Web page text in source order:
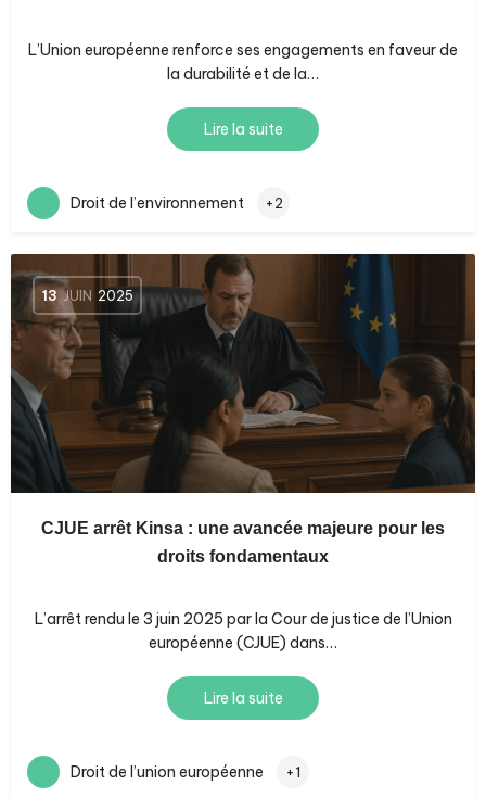
L’Union européenne renforce ses engagements en faveur de
la durabilité et de la…
Lire la suite
Droit de l’environnement +2
13 JUIN 2025
CJUE arrêt Kinsa : une avancée majeure pour les
droits fondamentaux
L’arrêt rendu le 3 juin 2025 par la Cour de justice de l’Union
européenne (CJUE) dans…
Lire la suite
Droit de l’union européenne +1